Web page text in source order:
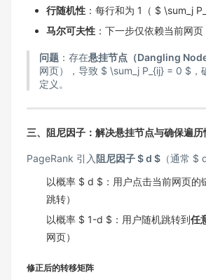
行随机性 ：每行和为 1（ $ \sum_j
马尔可夫性 ：下一步仅依赖当前网页
问题：存在悬挂节点（Dangling
网页），导致 $ \sum_j P_{ij} = 0 $，
定义。
三、阻尼因子：解决悬挂节点与确保遍历
PageRank 引入 阻尼因子 $ d $ （通常 $
以概率 $ d $：用户点击当前网页的
跳转）
以概率 $ 1-d $：用户随机跳转到任
网页）
修正后的转移矩阵